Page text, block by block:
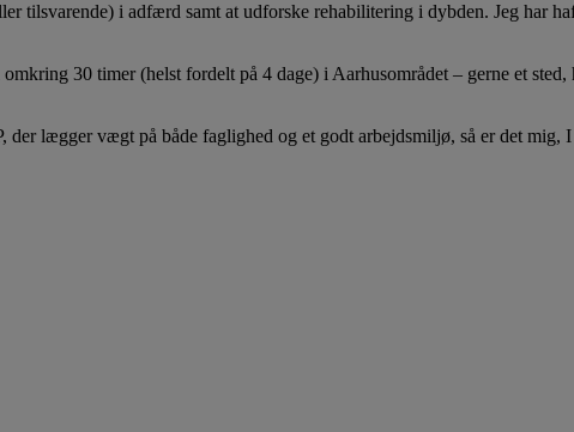
tilsvarende) i adfærd samt at udforske rehabilitering i dybden. Jeg har
30 timer (helst fordelt på 4 dage) i Aarhusområdet – gerne et
lægger vægt på både faglighed og et godt arbejdsmiljø, så er det mig,